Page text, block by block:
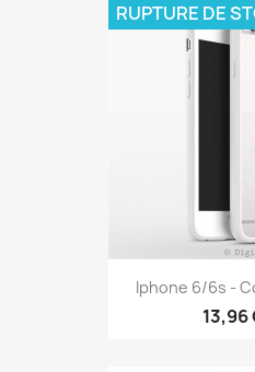
Iphone 6/6s -
13,96
RUPTURE DE